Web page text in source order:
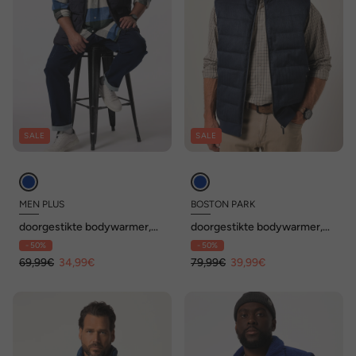
SALE
MEN PLUS
doorgestikte bodywarmer,
college-kraag, tot 8XL
- 50%
69,99€ 34,99€
SALE
BOSTON PARK
doorgestikte bodywarmer,
two-tone materiaal met
structuur, rits, tot 84/86
- 50%
79,99€ 39,99€